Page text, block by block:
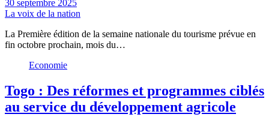
30 septembre 2025
La voix de la nation
La Première édition de la semaine nationale du tourisme prévue en
fin octobre prochain, mois du…
Economie
Togo : Des réformes et programmes ciblés
au service du développement agricole